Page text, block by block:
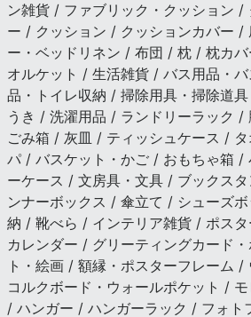
ン雑貨 / ファブリック・クッション
ー / クッション / クッションカバー /
ー・ベッドリネン / 布団 / 枕 / 枕カ
オルケット / 生活雑貨 / バス用品・
品・トイレ収納 / 掃除用具・掃除道
うき / 洗濯用品 / ランドリーラック /
ごみ箱 / 灰皿 / ティッシュケース /
パ / バスケット・かご / おもちゃ箱 /
ーケース / 文房具・文具 / ブックス
ンナーボックス / 傘立て / シューズ
納 / 靴べら / インテリア雑貨 / ポス
カレンダー / グリーティングカード
ト・絵画 / 額縁・ポスターフレーム
コルクボード・ウォールポケット /
/ ハンガー / ハンガーラック / フォト